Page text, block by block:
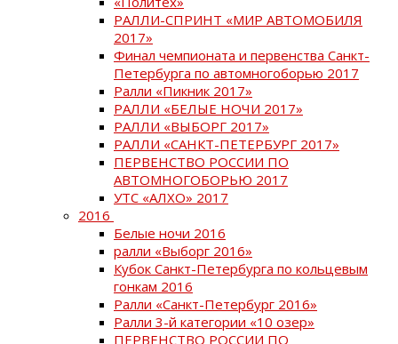
РАЛЛИ-СПРИНТ «МИР АВТОМОБИЛЯ
2017»
Финал чемпионата и первенства Санкт-
Петербурга по автомногоборью 2017
Ралли «Пикник 2017»
РАЛЛИ «БЕЛЫЕ НОЧИ 2017»
РАЛЛИ «ВЫБОРГ 2017»
РАЛЛИ «САНКТ-ПЕТЕРБУРГ 2017»
ПЕРВЕНСТВО РОССИИ ПО
АВТОМНОГОБОРЬЮ 2017
УТС «АЛХО» 2017
2016
Белые ночи 2016
ралли «Выборг 2016»
Кубок Санкт-Петербурга по кольцевым
гонкам 2016
Ралли «Санкт-Петербург 2016»
Ралли 3-й категории «10 озер»
ПЕРВЕНСТВО РОССИИ ПО